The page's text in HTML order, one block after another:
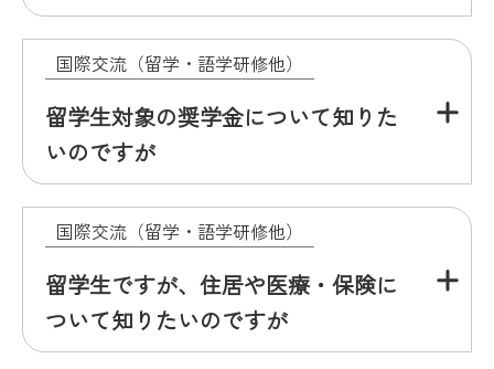
国際交流（留学・語学研修他）
留学生対象の奨学金について知りた
いのですが
国際交流（留学・語学研修他）
留学生ですが、住居や医療・保険に
ついて知りたいのですが